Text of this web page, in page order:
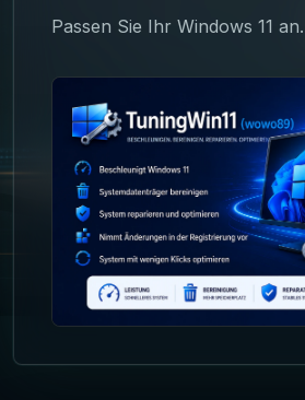
Webdesign
Passen Sie Ihr Windows 11 an.